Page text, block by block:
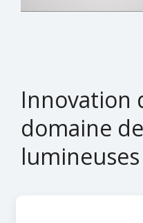
Innovation
domaine